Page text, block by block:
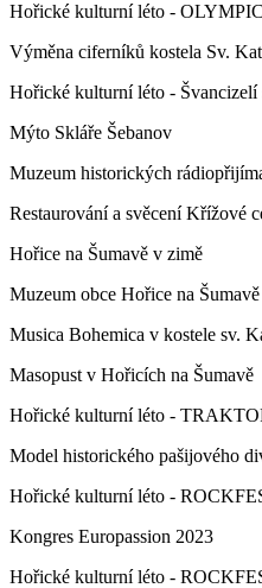
Hořické kulturní léto - OLYMPIC
Výměna ciferníků kostela Sv.
Hořické kulturní léto - Švancizelí
Mýto Skláře Šebanov
Muzeum historických
Restaurování a svěcení Křížové
Hořice na Šumavě v zimě
Muzeum obce Hořice na Šumavě
Musica Bohemica v kostele sv.
Masopust v Hořicích na Šumavě
Hořické kulturní léto -
Model historického pašijového
Hořické kulturní léto -
Kongres Europassion 2023
Hořické kulturní léto -